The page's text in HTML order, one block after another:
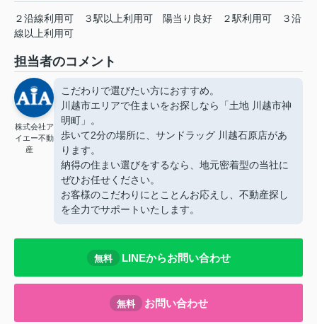
２沿線利用可 ３駅以上利用可 陽当り良好 ２駅利用可
３沿
線以上利用可
担当者のコメント
株式会社ア
イエー不動
産
こだわりで選びたい方におすすめ。
川越市エリアで住まいをお探しなら「土地 川越市神
明町」。
歩いて2分の場所に、サンドラッグ 川越石原店があ
ります。
納得の住まい選びをするなら、地元密着型の当社に
ぜひお任せください。
お客様のこだわりにとことんお応えし、不動産探し
を全力でサポートいたします。
無料 LINEからお問い合わせ
無料 お問い合わせ